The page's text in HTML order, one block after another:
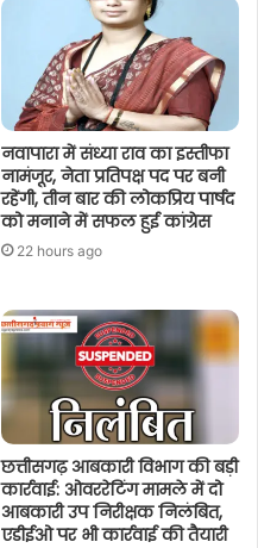
नवापारा में संध्या राव का इस्तीफा
नामंजूर, नेता प्रतिपक्ष पद पर बनी
रहेंगी, तीन बार की लोकप्रिय पार्षद
को मनाने में सफल हुई कांग्रेस
22 hours ago
छत्तीसगढ़ आबकारी विभाग की बड़ी
कार्रवाई: ओवररेटिंग मामले में दो
आबकारी उप निरीक्षक निलंबित,
एडीईओ पर भी कार्रवाई की तैयारी